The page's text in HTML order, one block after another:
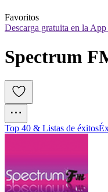
Favoritos
Descarga gratuita en la App
Spectrum
Top 40 & Listas de éxitos